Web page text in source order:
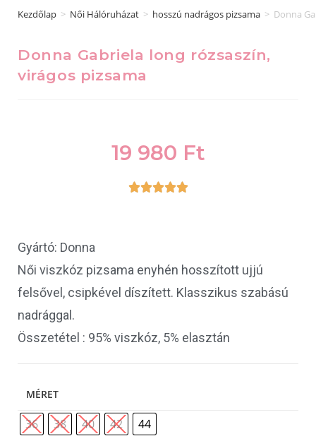
Kezdőlap > Női Hálóruházat > hosszú nadrágos pizsama > Donna
Donna Gabriela long rózsaszín,
virágos pizsama
19 980 Ft

Gyártó: Donna
Női viszkóz pizsama enyhén hosszított ujjú
felsővel, csipkével díszített. Klasszikus szabású
nadrággal.
Összetétel : 95% viszkóz, 5% elasztán
MÉRET
36 38 40 42 44